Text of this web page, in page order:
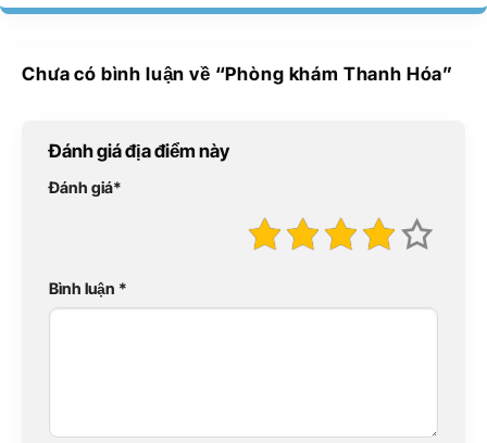
Chưa có bình luận về “Phòng khám Thanh Hóa”
Đánh giá địa điểm này
Đánh giá*
Bình luận *